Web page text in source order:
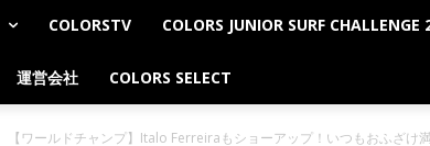
COLORSTV COLORS JUNIOR SURF CHALLENGE
運営会社 COLORS SELECT
【ワールドチャンプ】Italo Ferreiraもショーアップ！いつもおふざけ